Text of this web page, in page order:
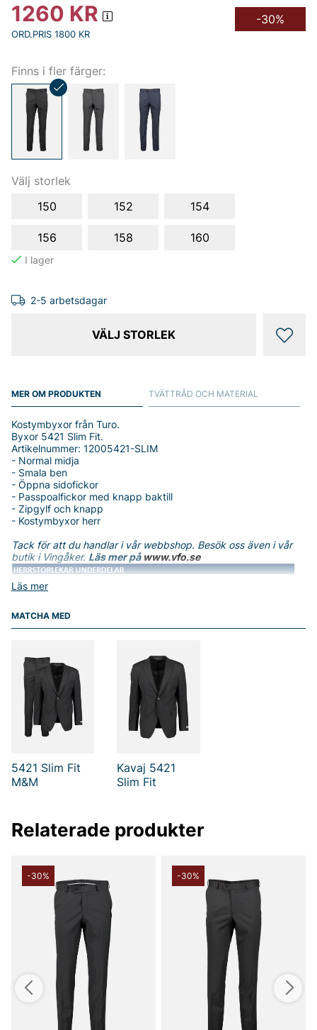
1260 KR
ORD.PRIS 1800 KR
-30%
Finns i fler färger:
Välj storlek
150
152 154
156 158 160
2-5 arbetsdagar
VÄLJ STORLEK
MER OM PRODUKTEN
Läs mer
Kostymbyxor från Turo.
Byxor 5421 Slim Fit.
Artikelnummer: 12005421-SLIM
- Normal midja
- Smala ben
- Öppna sidofickor
- Passpoalfickor med knapp baktill
- Zipgylf och knapp
- Kostymbyxor herr
Tack för att du handlar i vår webbshop. Besök oss även i vår
butik i Vingåker. Läs mer på www.vfo.se
TVÄTTRÅD OCH MATERIAL
MATCHA MED
5421 Slim Fit
M&M
Kavaj 5421
Slim Fit
Relaterade produkter
-30% -30%